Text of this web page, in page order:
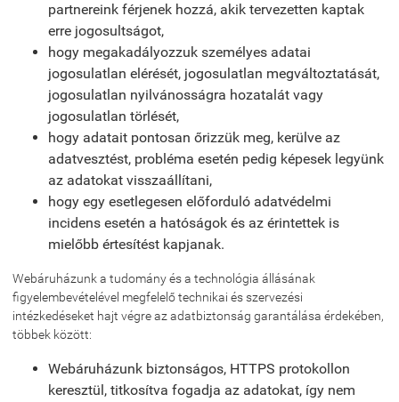
partnereink férjenek hozzá, akik tervezetten kaptak
erre jogosultságot,
hogy megakadályozzuk személyes adatai
jogosulatlan elérését, jogosulatlan megváltoztatását,
jogosulatlan nyilvánosságra hozatalát vagy
jogosulatlan törlését,
hogy adatait pontosan őrizzük meg, kerülve az
adatvesztést, probléma esetén pedig képesek legyünk
az adatokat visszaállítani,
hogy egy esetlegesen előforduló adatvédelmi
incidens esetén a hatóságok és az érintettek is
mielőbb értesítést kapjanak.
Webáruházunk a tudomány és a technológia állásának
figyelembevételével megfelelő technikai és szervezési
intézkedéseket hajt végre az adatbiztonság garantálása érdekében,
többek között:
Webáruházunk biztonságos, HTTPS protokollon
keresztül, titkosítva fogadja az adatokat, így nem